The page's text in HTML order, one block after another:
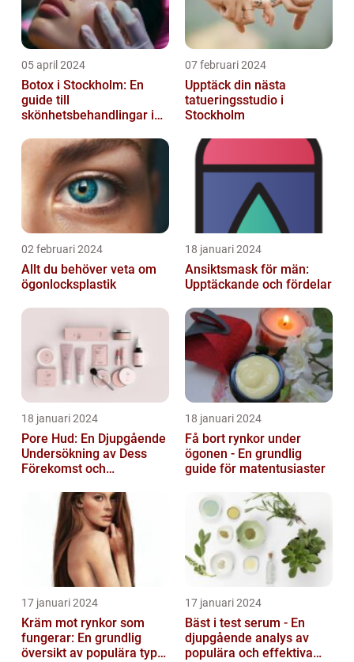
05 april 2024
Botox i Stockholm: En
guide till
skönhetsbehandlingar i
07 februari 2024
Upptäck din nästa
tatueringsstudio i
Stockholm
02 februari 2024
Allt du behöver veta om
ögonlocksplastik
18 januari 2024
Ansiktsmask för män:
Upptäckande och fördelar
18 januari 2024
Pore Hud: En Djupgående
Undersökning av Dess
Förekomst och
18 januari 2024
Få bort rynkor under
ögonen - En grundlig
guide för matentusiaster
17 januari 2024
Kräm mot rynkor som
fungerar: En grundlig
översikt av populära typer
17 januari 2024
Bäst i test serum - En
djupgående analys av
populära och effektiva